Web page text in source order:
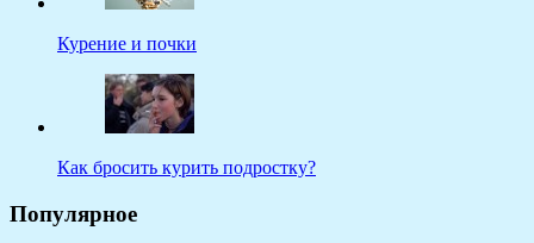
Курение и почки
Как бросить курить подростку?
Популярное